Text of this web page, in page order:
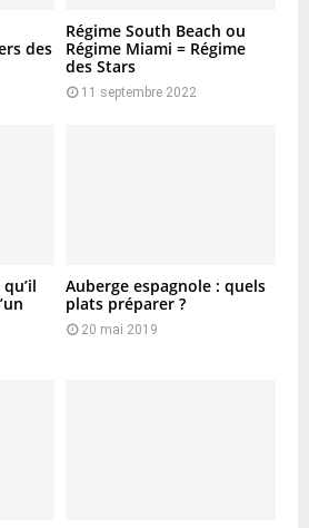
des
Régime South Beach ou
Régime Miami = Régime
des Stars
11 septembre 2022
Auberge espagnole : quels
plats préparer ?
20 mai 2019